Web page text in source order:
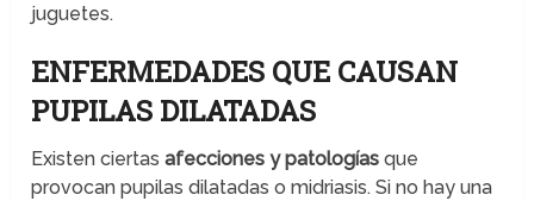
juguetes.
ENFERMEDADES QUE CAUSAN
PUPILAS DILATADAS
Existen ciertas afecciones y patologías que
provocan pupilas dilatadas o midriasis. Si no hay una